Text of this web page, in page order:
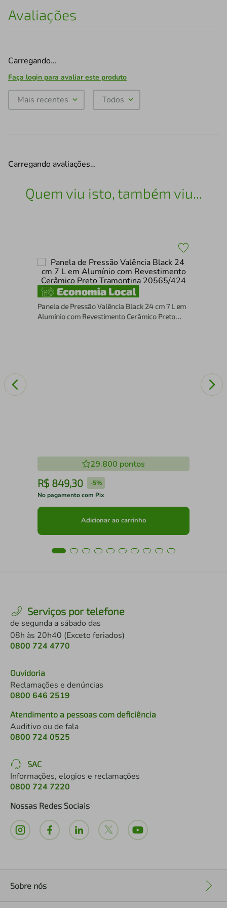
Avaliações
Carregando…
Faça login para avaliar este produto
Mais recentes Todos
Carregando avaliações…
Quem viu isto, também viu...
Panela de Pressão Valência Black 24 cm 7 L em
Alumínio com Revestimento Cerâmico Preto
29.800 pontos
R$ 849,30 -5%
No pagamento com Pix
Adicionar ao carrinho
Serviços por telefone
de segunda a sábado das
08h às 20h40 (Exceto feriados)
0800 724 4770
Ouvidoria
Reclamações e denúncias
0800 646 2519
Atendimento a pessoas com deficiência
Auditivo ou de fala
0800 724 0525
SAC
Informações, elogios e reclamações
0800 724 7220
Nossas Redes Sociais
Sobre nós